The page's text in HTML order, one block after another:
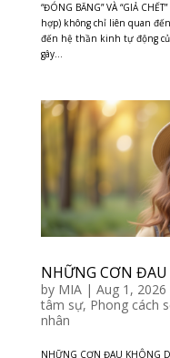
“ĐÓNG BĂNG” VÀ “GIẢ
hợp) không chỉ liên quan
đến hệ thần kinh tự động
gây...
NHỮNG CƠN
by MIA| Aug 1, 2026
tâm sự, Phong cách
nhân
NHỮNG CƠN ĐAU KHÔNG